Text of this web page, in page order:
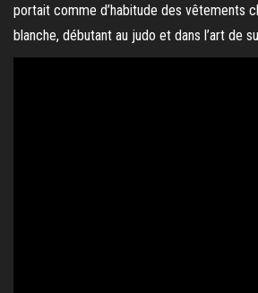
portait comme d’habitude des vêtements
blanche, débutant au judo et dans l’art de